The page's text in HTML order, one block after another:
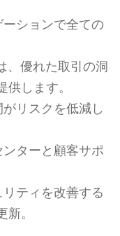
ションで全ての
、優れた取引の洞
します。
リスクを低減し
ターと顧客サポ
ティを改善する
。